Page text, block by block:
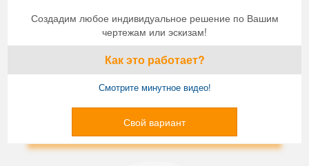
Создадим любое индивидуальное решение по Вашим
чертежам или эскизам!
Как это работает?
Смотрите минутное видео!
Свой вариант